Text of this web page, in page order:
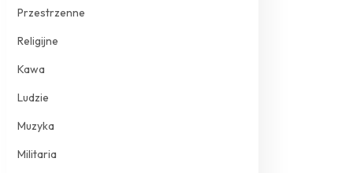
Przestrzenne
Religijne
Kawa
Ludzie
Muzyka
Militaria